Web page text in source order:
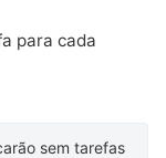
para cada
sem tarefas